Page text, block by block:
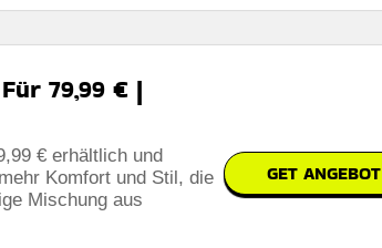
79,99 € |
€ erhältlich und
Komfort und Stil, die
Mischung aus
GET ANGEBOT